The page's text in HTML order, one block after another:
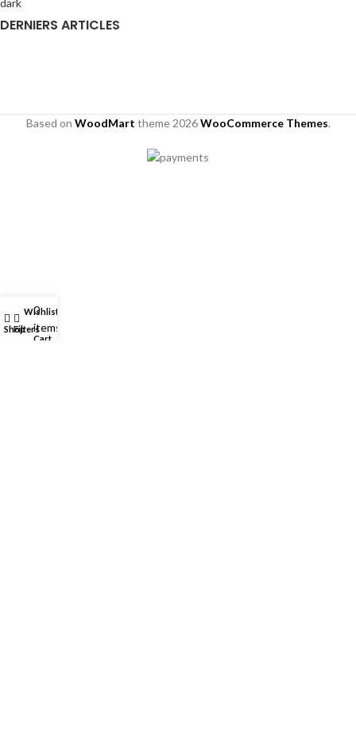
DERNIERS ARTICLES
Based on WoodMart theme2026WooCommerce Themes.
ShopFilters
Wishlist
0
items
Cart